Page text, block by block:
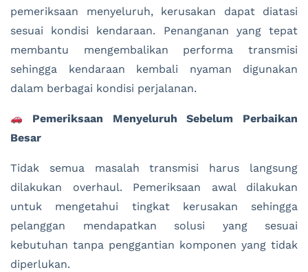
pemeriksaan menyeluruh, kerusakan dapat diatasi
sesuai kondisi kendaraan. Penanganan yang tepat
membantu mengembalikan performa transmisi
sehingga kendaraan kembali nyaman digunakan
dalam berbagai kondisi perjalanan.
Pemeriksaan Menyeluruh Sebelum Perbaikan
Besar
Tidak semua masalah transmisi harus langsung
dilakukan overhaul. Pemeriksaan awal dilakukan
untuk mengetahui tingkat kerusakan sehingga
pelanggan mendapatkan solusi yang sesuai
kebutuhan tanpa penggantian komponen yang tidak
diperlukan.